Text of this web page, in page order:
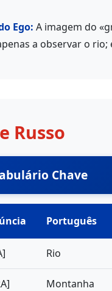
Ego: A imagem do
a observar o
Russo
Chave
Português
Rio
Montanha